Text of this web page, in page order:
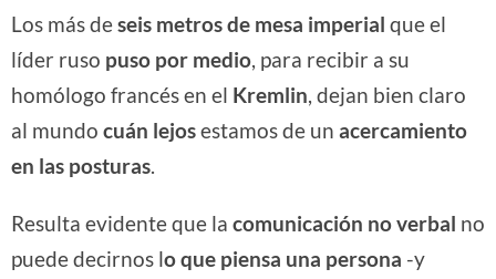
Los más deseis metros de mesa imperial que el
líder ruso puso por medio , para recibir a su
homólogo francés en el Kremlin , dejan bien claro
al mundo cuán lejosestamos de un acercamiento
en las posturas
Resulta evidente que la comunicación no verbal no
puede decirnos lo que piensa una persona -y